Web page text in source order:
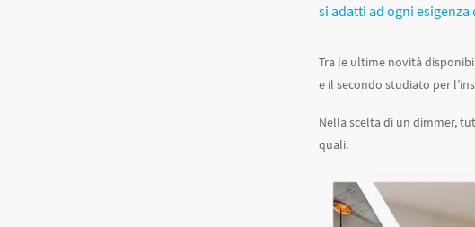
si adatti ad ogni
Tra le ultime novità
e il secondo studiato per
Nella scelta di un dimmer,
quali.